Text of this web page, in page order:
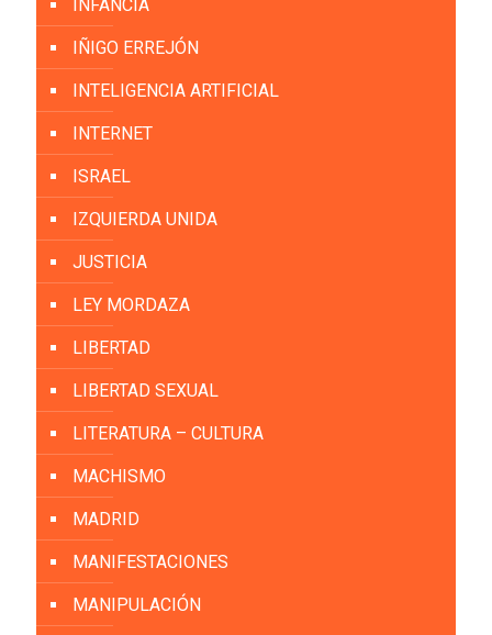
INFANCIA
IÑIGO ERREJÓN
INTELIGENCIA ARTIFICIAL
INTERNET
ISRAEL
IZQUIERDA UNIDA
JUSTICIA
LEY MORDAZA
LIBERTAD
LIBERTAD SEXUAL
LITERATURA – CULTURA
MACHISMO
MADRID
MANIFESTACIONES
MANIPULACIÓN